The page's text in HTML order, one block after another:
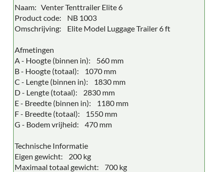
Naam: Venter Tenttrailer Elite 6
Product code: NB 1003
Omschrijving: Elite Model Luggage Trailer 6 ft
Afmetingen
A - Hoogte (binnen in): 560 mm
B - Hoogte (totaal): 1070 mm
C - Lengte (binnen in): 1830 mm
D - Lengte (totaal): 2830 mm
E - Breedte (binnen in): 1180 mm
F - Breedte (totaal): 1550 mm
G - Bodem vrijheid: 470 mm
Technische Informatie
Eigen gewicht: 200 kg
Maximaal totaal gewicht: 700 kg